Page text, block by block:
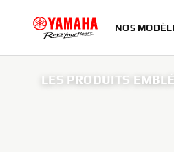
NOS
LES PRODUITS